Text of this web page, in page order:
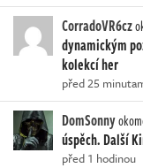
CorradoVR6cz
dynamickým
kolekcí her
před 25
DomSonny
úspěch. Další
před 1 hodinou